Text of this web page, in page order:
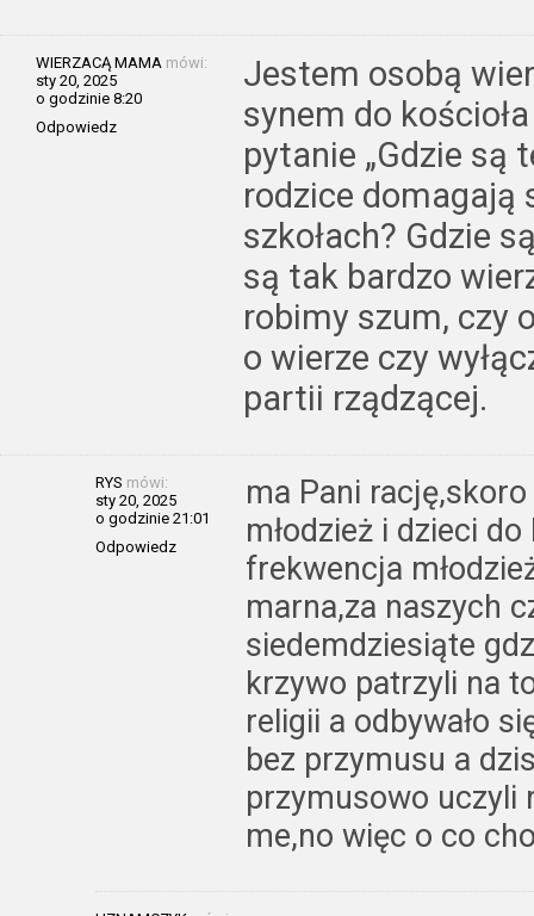
WIERZACĄ MAMA mówi:
sty 20, 2025
o godzinie 8:20
Odpowiedz
Jestem osobą
synem do
pytanie „Gdzie są
rodzice domagają
szkołach? Gdzie
są tak bardzo
robimy szum, czy
o wierze czy
partii rządzącej.
RYS mówi:
sty 20, 2025
o godzinie 21:01
Odpowiedz
ma Pani
młodzież i dzieci
frekwencja
marna,za naszych
siedemdziesiąte
krzywo patrzyli na
religii a odbywało
bez przymusu a
przymusowo uczyli
me,no więc o co